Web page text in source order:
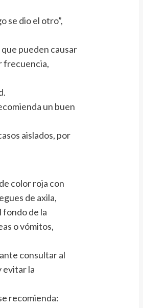
se dio el otro”,
pueden causar
frecuencia,
un buen
aislados, por
color roja con
de axila,
fondo de la
o vómitos,
consultar al
evitar la
recomienda: